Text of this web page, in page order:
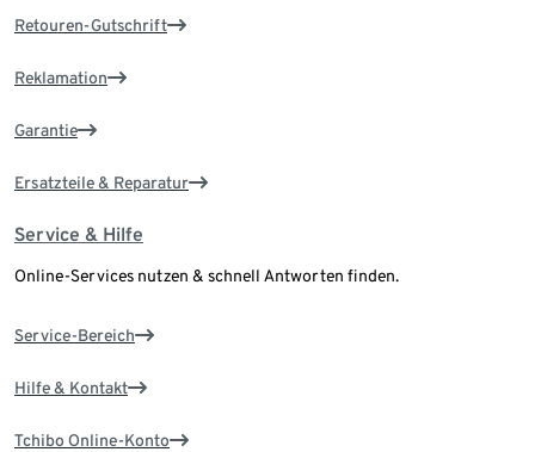
Retouren-Gutschrift
Reklamation
Garantie
Ersatzteile & Reparatur
Service & Hilfe
Online-Services nutzen & schnell Antworten finden.
Service-Bereich
Hilfe & Kontakt
Tchibo Online-Konto